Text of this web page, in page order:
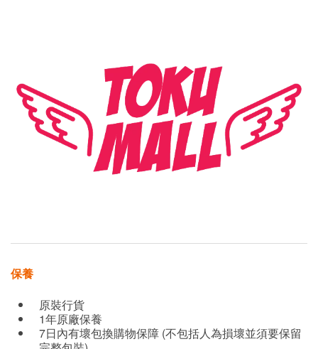
保養
原裝行貨
1年原廠保養
7日內有壞包換購物保障 (不包括人為損壞並須要保留